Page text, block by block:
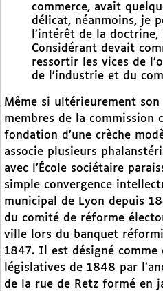
commerce, avait
délicat, néanmoins, je
l’intérêt de la
Considérant devait
ressortir les vices de
de l’industrie et du
Même si ultérieurement
membres de la commission
fondation d’une crèche
associe plusieurs
avec l’École sociétaire
simple convergence
municipal de Lyon depuis
du comité de réforme
ville lors du banquet
1847. Il est désigné comme
législatives de 1848 par
de la rue de Retz formé en